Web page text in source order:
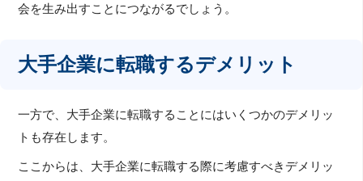
会を生み出すことにつながるでしょう。
大手企業に転職するデメリット
一方で、大手企業に転職することにはいくつかのデメリッ
トも存在します。
ここからは、大手企業に転職する際に考慮すべきデメリッ